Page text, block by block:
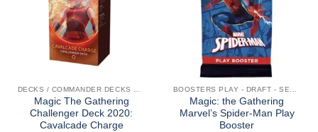
Magic The Gathering
Challenger Deck 2020:
Cavalcade Charge
Magic: the Gathering
Marvel’s Spider-Man Play
Booster